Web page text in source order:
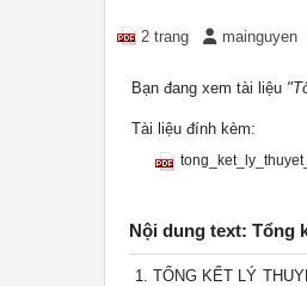
2 trang mainguyen
Bạn đang xem tài liệu
Tài liệu đính kèm:
Nội dung text: Tổng
TỔNG KẾT LÝ